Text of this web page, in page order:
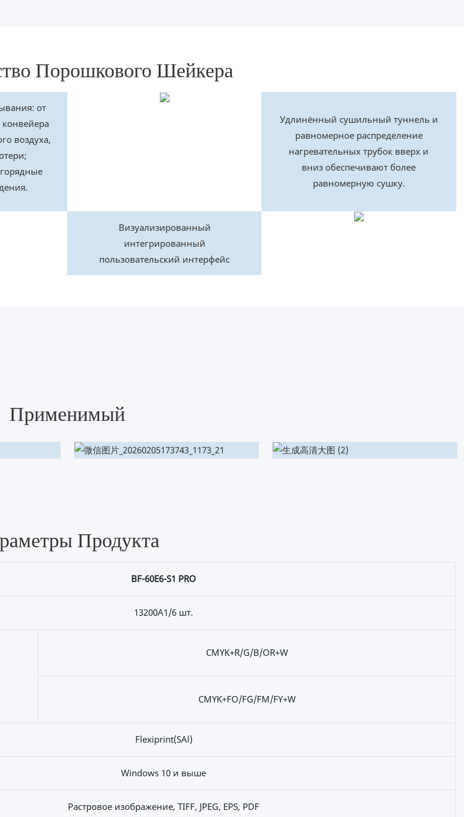
Порошкового Шейкера
от
конвейера
воздуха,
Удлинённый сушильный туннель и
равномерное распределение
нагревательных трубок вверх и
вниз обеспечивают более
равномерную сушку.
Визуализированный
интегрированный
пользовательский интерфейс
Применимый
Продукта
BF-60E6-S1 PRO
13200A1/6 шт.
CMYK+R/G/B/OR+W
CMYK+FO/FG/FM/FY+W
Flexiprint(SAl)
Windows 10 и выше
Растровое изображение, TIFF, JPEG, EPS, PDF